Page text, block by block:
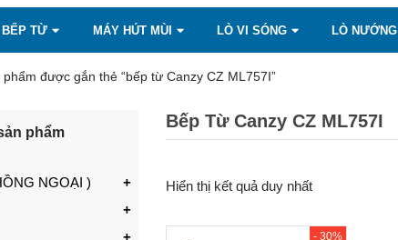
BẾP TỪ MÁY HÚT MÙI LÒ VI SÓNG LÒ NƯỚNG
phẩm được gắn thẻ “bếp từ Canzy CZ ML757I”
phẩm
NGOẠI )
Bếp Từ Canzy CZ ML757I
Hiển thị kết quả duy nhất
- 30%